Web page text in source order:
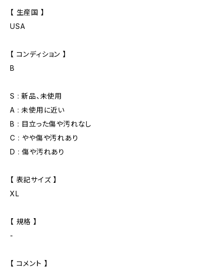
【 生産国 】
USA
【 コンディション 】
B
S : 新品、未使用
A : 未使用に近い
B : 目立った傷や汚れなし
C : やや傷や汚れあり
D : 傷や汚れあり
【 表記サイズ 】
XL
【 規格 】
-
【 コメント 】